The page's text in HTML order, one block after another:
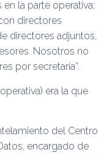
la parte operativa:
directores
directores adjuntos,
Nosotros no
por secretaría”.
era la que
del Centro
encargado de